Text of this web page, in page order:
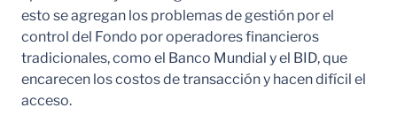
esto se agregan los problemas de gestión por el
control del Fondo por operadores financieros
tradicionales, como el Banco Mundial y el BID, que
encarecen los costos de transacción y hacen difícil el
acceso.